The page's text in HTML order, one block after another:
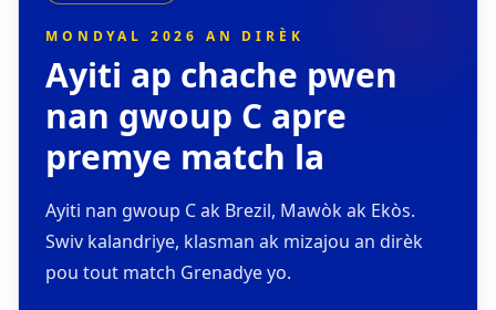
MONDYAL 2026 AN DIRÈK
Ayiti ap chache pwen
nan gwoup C apre
premye match la
Ayiti nan gwoup C ak Brezil, Mawòk ak Ekòs.
Swiv kalandriye, klasman ak mizajou an dirèk
pou tout match Grenadye yo.